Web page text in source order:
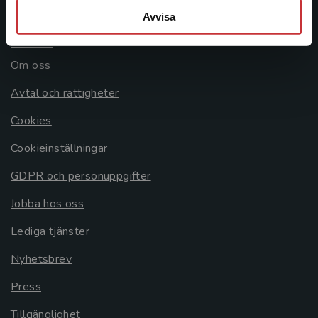
Avvisa
Allmänna länkar
Om oss
Avtal och rättigheter
Cookies
Cookieinställningar
GDPR och personuppgifter
Jobba hos oss
Lediga tjänster
Nyhetsbrev
Press
Tillgänglighet